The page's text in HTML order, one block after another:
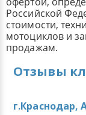
Российской
стоимости,
мотоциклов и
продажам.
Отзывы
г.Краснодар,